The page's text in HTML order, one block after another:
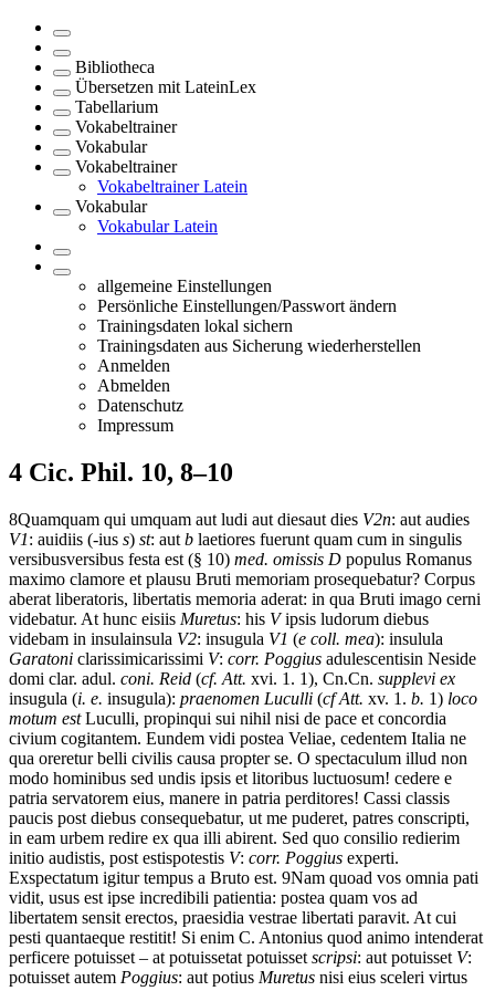
Bibliotheca
Übersetzen mit LateinLex
Tabellarium
Vokabeltrainer
Vokabular
Vokabeltrainer
Vokabeltrainer Latein
Vokabular
Vokabular Latein
allgemeine Einstellungen
Persönliche Einstellungen/Passwort ändern
Trainingsdaten lokal sichern
Trainingsdaten aus Sicherung wiederherstellen
Anmelden
Abmelden
Datenschutz
Impressum
4 Cic. Phil. 10, 8–10
8Quamquam qui umquam aut ludi aut diesaut dies V2n: aut audies
V1: auidiis (-ius s) st: aut b laetiores fuerunt quam cum in singulis
versibusversibus festa est (§ 10) med. omissis D populus Romanus
maximo clamore et plausu Bruti memoriam prosequebatur? Corpus
aberat liberatoris, libertatis memoria aderat: in qua Bruti imago cerni
videbatur. At hunc eisiis Muretus: his V ipsis ludorum diebus
videbam in insulainsula V2: insugula V1 (e coll. mea): insulula
Garatoni clarissimicarissimi V: corr. Poggius adulescentisin Neside
domi clar. adul. coni. Reid (cf. Att. xvi. 1. 1), Cn.Cn. supplevi ex
insugula (i. e. insugula): praenomen Luculli (cf Att. xv. 1. b. 1) loco
motum est Luculli, propinqui sui nihil nisi de pace et concordia
civium cogitantem. Eundem vidi postea Veliae, cedentem Italia ne
qua oreretur belli civilis causa propter se. O spectaculum illud non
modo hominibus sed undis ipsis et litoribus luctuosum! cedere e
patria servatorem eius, manere in patria perditores! Cassi classis
paucis post diebus consequebatur, ut me puderet, patres conscripti,
in eam urbem redire ex qua illi abirent. Sed quo consilio redierim
initio audistis, post estispotestis V: corr. Poggius experti.
Exspectatum igitur tempus a Bruto est. 9Nam quoad vos omnia pati
vidit, usus est ipse incredibili patientia: postea quam vos ad
libertatem sensit erectos, praesidia vestrae libertati paravit. At cui
pesti quantaeque restitit! Si enim C. Antonius quod animo intenderat
perficere potuisset – at potuissetat potuisset scripsi: aut potuisset V:
potuisset autem Poggius: aut potius Muretus nisi eius sceleri virtus